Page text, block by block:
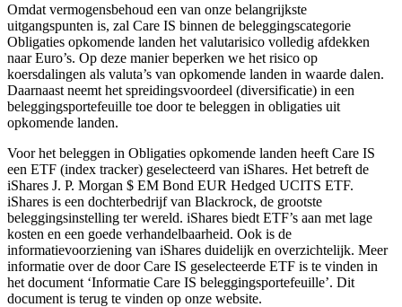
Omdat vermogensbehoud een van onze belangrijkste
uitgangspunten is, zal Care IS binnen de beleggingscategorie
Obligaties opkomende landen het valutarisico volledig afdekken
naar Euro’s. Op deze manier beperken we het risico op
koersdalingen als valuta’s van opkomende landen in waarde dalen.
Daarnaast neemt het spreidingsvoordeel (diversificatie) in een
beleggingsportefeuille toe door te beleggen in obligaties uit
opkomende landen.
Voor het beleggen in Obligaties opkomende landen heeft Care IS
een ETF (index tracker) geselecteerd van iShares. Het betreft de
iShares J. P. Morgan $ EM Bond EUR Hedged UCITS ETF.
iShares is een dochterbedrijf van Blackrock, de grootste
beleggingsinstelling ter wereld. iShares biedt ETF’s aan met lage
kosten en een goede verhandelbaarheid. Ook is de
informatievoorziening van iShares duidelijk en overzichtelijk. Meer
informatie over de door Care IS geselecteerde ETF is te vinden in
het document ‘Informatie Care IS beleggingsportefeuille’. Dit
document is terug te vinden op onze website.